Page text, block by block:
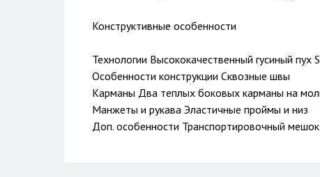
Конструктивные особенности
Технологии Высококачественный гусиный пух
Особенности конструкции Сквозные швы
Карманы Два теплых боковых карманы на
Манжеты и рукава Эластичные проймы и низ
Доп. особенности Транспортировочный